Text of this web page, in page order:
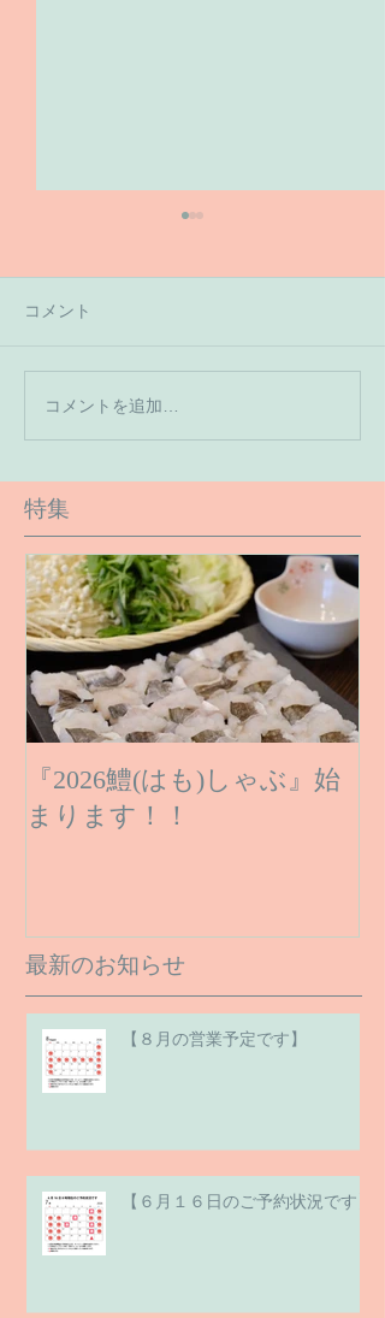
【６月１６日のご予約状
況です】
コメント
コメントを追加…
特集
『2026鱧(はも)しゃぶ』始
まります！！
最新のお知らせ
【８月の営業予定です】
【６月１６日のご予約状況です】